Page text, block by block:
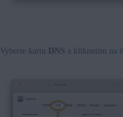
Vyberte kartu DNS a kliknutím na